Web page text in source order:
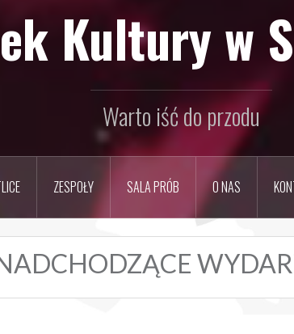
Kultury w
Warto iść do przodu
ZESPOŁY SALA PRÓB O NAS